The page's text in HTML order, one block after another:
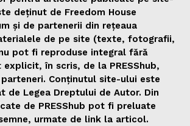
deținut de Freedom House
și de partenerii din rețeaua
de pe site (texte, fotografii,
pot fi reproduse integral fără
în scris, de la PRESShub,
Conținutul site-ului este
de Legea Dreptului de Autor. Din
de PRESShub pot fi preluate
urmate de link la articol.